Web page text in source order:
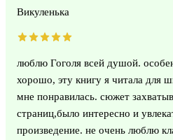
Викуленька
люблю Гоголя всей душой.
хорошо, эту книгу я читала для
мне понравилась. сюжет
страниц,было интересно и
произведение. не очень люблю